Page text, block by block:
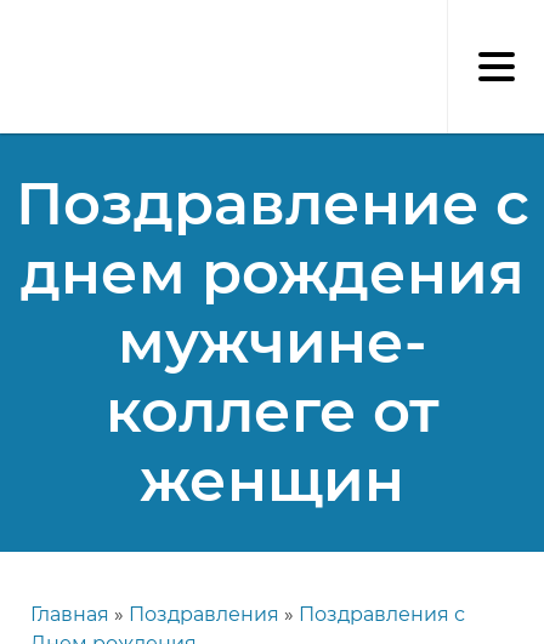
Поздравление с
днем рождения
мужчине-
коллеге от
женщин
Главная Поздравления
Поздравления с